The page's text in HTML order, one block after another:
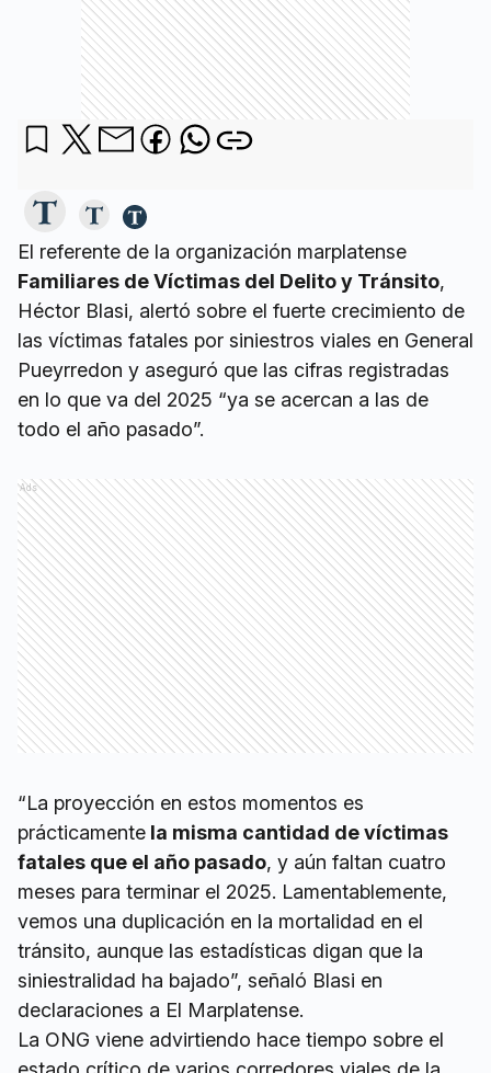
El referente de la organización marplatense
Familiares de Víctimas del Delito y Tránsito,
Héctor Blasi, alertó sobre el fuerte crecimiento de
las víctimas fatales por siniestros viales en General
Pueyrredon y aseguró que las cifras registradas
en lo que va del 2025 “ya se acercan a las de
todo el año pasado”.
Ads
“La proyección en estos momentos es
prácticamente la misma cantidad de víctimas
fatales que el año pasado, y aún faltan cuatro
meses para terminar el 2025. Lamentablemente,
vemos una duplicación en la mortalidad en el
tránsito, aunque las estadísticas digan que la
siniestralidad ha bajado”, señaló Blasi en
declaraciones a El Marplatense.
La ONG viene advirtiendo hace tiempo sobre el